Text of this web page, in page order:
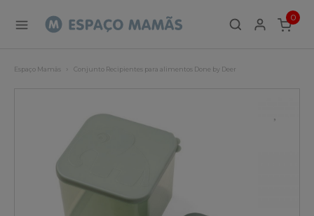
0
ITEMS
Espaço Mamãs Conjunto Recipientes para alimentos Done by Deer